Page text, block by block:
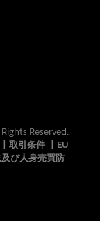
Reserved.
取引条件
EU
び人身売買防